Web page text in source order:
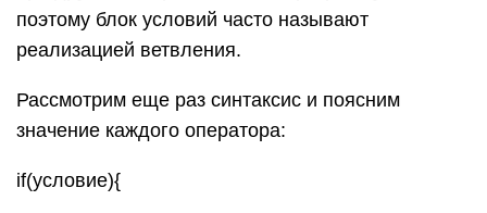
поэтому блок условий часто называют
реализацией ветвления.
Рассмотрим еще раз синтаксис и поясним
значение каждого оператора:
if(условие){